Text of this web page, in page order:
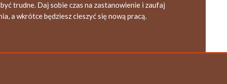
trudne. Daj sobie czas na zastanowienie i zaufaj
a wkrótce będziesz cieszyć się nową pracą.